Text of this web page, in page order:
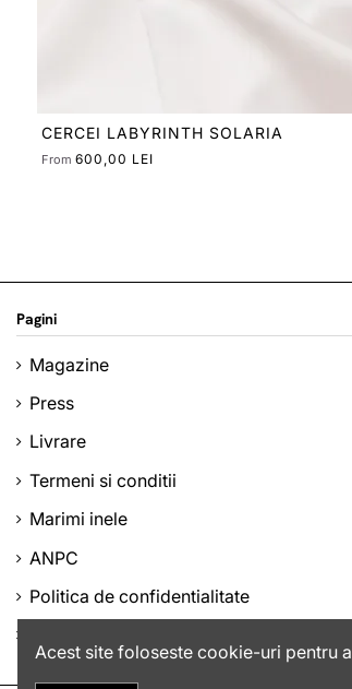
Pagini
Magazine
Press
Livrare
Termeni si conditii
Marimi inele
ANPC
Politica de confidentialitate
Acest site foloseste cookie-uri pentru